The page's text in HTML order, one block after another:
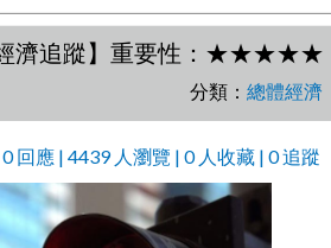
濟追蹤】重要性：★★★★★
分類： 總體經濟
0回應 | 4439 人瀏覽 | 0 人收藏 | 0 追蹤